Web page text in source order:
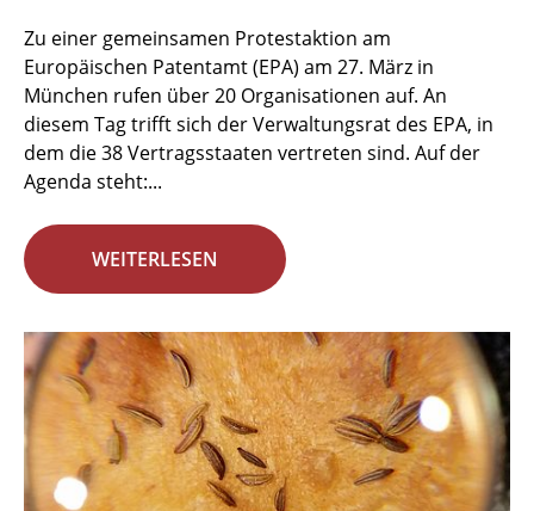
Zu einer gemeinsamen Protestaktion am
Europäischen Patentamt (EPA) am 27. März in
München rufen über 20 Organisationen auf. An
diesem Tag trifft sich der Verwaltungsrat des EPA, in
dem die 38 Vertragsstaaten vertreten sind. Auf der
Agenda steht:...
WEITERLESEN